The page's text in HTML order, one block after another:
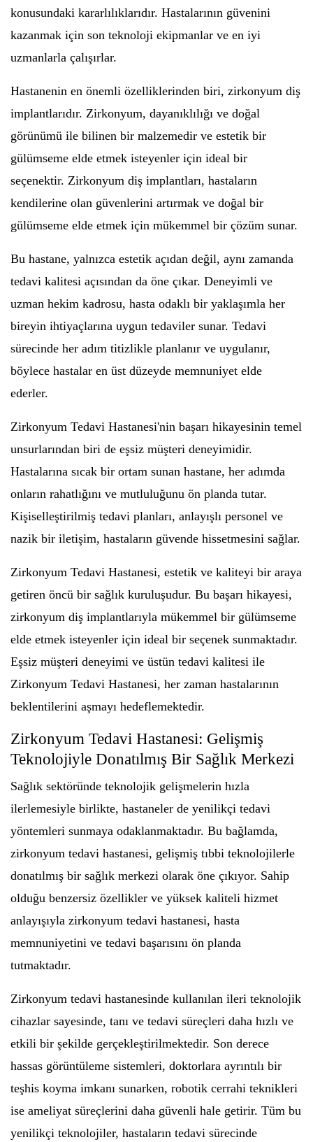
konusundaki kararlılıklarıdır. Hastalarının güvenini
kazanmak için son teknoloji ekipmanlar ve en iyi
uzmanlarla çalışırlar.
Hastanenin en önemli özelliklerinden biri, zirkonyum diş
implantlarıdır. Zirkonyum, dayanıklılığı ve doğal
görünümü ile bilinen bir malzemedir ve estetik bir
gülümseme elde etmek isteyenler için ideal bir
seçenektir. Zirkonyum diş implantları, hastaların
kendilerine olan güvenlerini artırmak ve doğal bir
gülümseme elde etmek için mükemmel bir çözüm sunar.
Bu hastane, yalnızca estetik açıdan değil, aynı zamanda
tedavi kalitesi açısından da öne çıkar. Deneyimli ve
uzman hekim kadrosu, hasta odaklı bir yaklaşımla her
bireyin ihtiyaçlarına uygun tedaviler sunar. Tedavi
sürecinde her adım titizlikle planlanır ve uygulanır,
böylece hastalar en üst düzeyde memnuniyet elde
ederler.
Zirkonyum Tedavi Hastanesi'nin başarı hikayesinin temel
unsurlarından biri de eşsiz müşteri deneyimidir.
Hastalarına sıcak bir ortam sunan hastane, her adımda
onların rahatlığını ve mutluluğunu ön planda tutar.
Kişiselleştirilmiş tedavi planları, anlayışlı personel ve
nazik bir iletişim, hastaların güvende hissetmesini sağlar.
Zirkonyum Tedavi Hastanesi, estetik ve kaliteyi bir araya
getiren öncü bir sağlık kuruluşudur. Bu başarı hikayesi,
zirkonyum diş implantlarıyla mükemmel bir gülümseme
elde etmek isteyenler için ideal bir seçenek sunmaktadır.
Eşsiz müşteri deneyimi ve üstün tedavi kalitesi ile
Zirkonyum Tedavi Hastanesi, her zaman hastalarının
beklentilerini aşmayı hedeflemektedir.
Zirkonyum Tedavi Hastanesi: Gelişmiş
Teknolojiyle Donatılmış Bir Sağlık Merkezi
Sağlık sektöründe teknolojik gelişmelerin hızla
ilerlemesiyle birlikte, hastaneler de yenilikçi tedavi
yöntemleri sunmaya odaklanmaktadır. Bu bağlamda,
zirkonyum tedavi hastanesi, gelişmiş tıbbi teknolojilerle
donatılmış bir sağlık merkezi olarak öne çıkıyor. Sahip
olduğu benzersiz özellikler ve yüksek kaliteli hizmet
anlayışıyla zirkonyum tedavi hastanesi, hasta
memnuniyetini ve tedavi başarısını ön planda
tutmaktadır.
Zirkonyum tedavi hastanesinde kullanılan ileri teknolojik
cihazlar sayesinde, tanı ve tedavi süreçleri daha hızlı ve
etkili bir şekilde gerçekleştirilmektedir. Son derece
hassas görüntüleme sistemleri, doktorlara ayrıntılı bir
teşhis koyma imkanı sunarken, robotik cerrahi teknikleri
ise ameliyat süreçlerini daha güvenli hale getirir. Tüm bu
yenilikçi teknolojiler, hastaların tedavi sürecinde